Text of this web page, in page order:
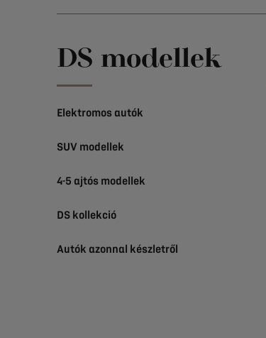
DS modellek
Elektromos autók
SUV modellek
4-5 ajtós modellek
DS kollekció
Autók azonnal készletről